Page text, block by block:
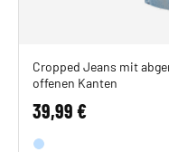
Cropped Jeans mit
offenen Kanten
39,99 €